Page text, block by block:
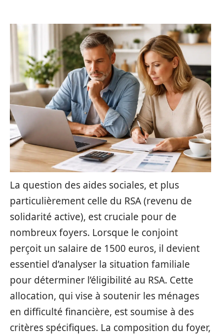
La question des aides sociales, et plus
particulièrement celle du RSA (revenu de
solidarité active), est cruciale pour de
nombreux foyers. Lorsque le conjoint
perçoit un salaire de 1500 euros, il devient
essentiel d’analyser la situation familiale
pour déterminer l’éligibilité au RSA. Cette
allocation, qui vise à soutenir les ménages
en difficulté financière, est soumise à des
critères spécifiques. La composition du foyer,